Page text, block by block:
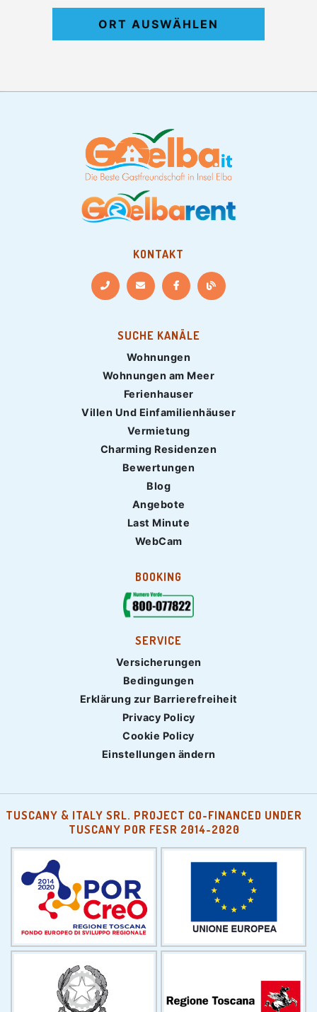
ORT AUSWÄHLEN
KONTAKT
SUCHE KANÄLE
Wohnungen
Wohnungen am Meer
Ferienhauser
Villen Und Einfamilienhäuser
Vermietung
Charming Residenzen
Bewertungen
Blog
Angebote
Last Minute
WebCam
BOOKING
SERVICE
Versicherungen
Bedingungen
Erklärung zur Barrierefreiheit
Privacy Policy
Cookie Policy
Einstellungen ändern
TUSCANY & ITALY SRL. PROJECT CO-FINANCED UNDER
TUSCANY POR FESR 2014-2020